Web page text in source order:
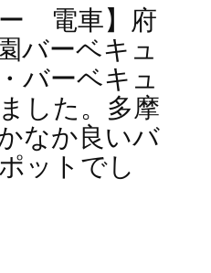
ー 電車】府
バーベキュ
バーベキュ
した。多摩
なか良いバ
ットでし